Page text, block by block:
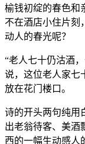
榆钱初绽的春色和
不在酒店小住片刻
动人的春光呢？
“老人七十仍沽酒
说，这位老人家七
放在花门楼口。
诗的开头两句纯用
出老翁待客、美酒
西的一幅生动感人